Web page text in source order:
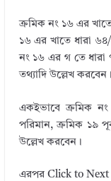
ক্রমিক নং ১৬ এর
১৬ এর খাতে ধারা ৬৪/
নং ১৬ এর গ তে ধারা
তথ্যাদি উল্লেখ করবেন।
একইভাবে ক্রমিক
পরিমান, ক্রমিক ১৯
উল্লেখ করবেন।
এরপর Click to Next